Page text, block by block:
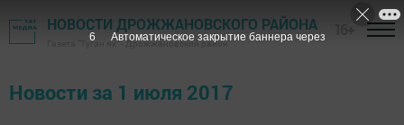
НОВОСТИ ДРОЖЖАНОВСКОГО РАЙОНА
Газета "Туган як" - Дрожжановский район
Новости за 1 июля 2017
6 Автоматическое закрытие баннера через